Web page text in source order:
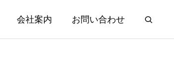
会社案内 お問い合わせ